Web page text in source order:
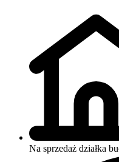
Na sprzedaż działka